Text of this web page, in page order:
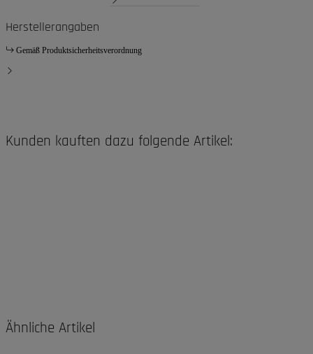
Herstellerangaben
Gemäß Produktsicherheitsverordnung
Kunden kauften dazu folgende Artikel:
Ähnliche Artikel